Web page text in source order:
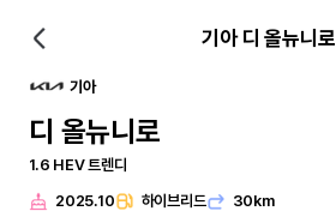
기아 디 올뉴니로
기아
디 올뉴니로
1.6 HEV 트렌디
2025.10 하이브리드 30km